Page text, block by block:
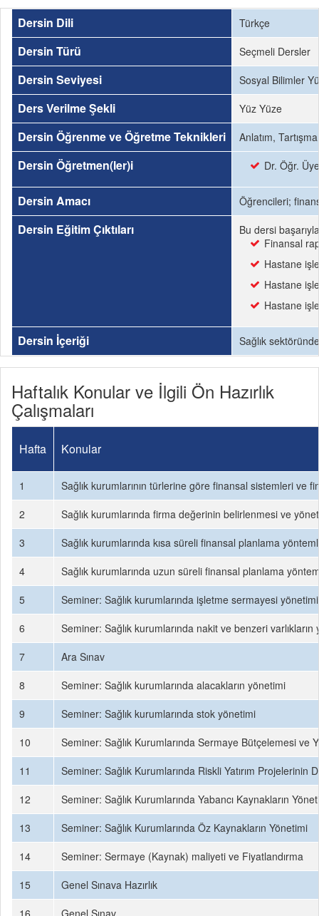
Dersin Dili Türkçe
Dersin Türü Seçmeli Dersler
Dersin Seviyesi Sosyal Bilimler
Ders Verilme Şekli Yüz Yüze
Dersin Öğrenme ve Öğretme Teknikleri Anlatım,
Dersin Öğretmen(ler)i Dr. Öğr.
Dersin Amacı Öğrencileri;
Dersin Eğitim Çıktıları
Bu dersi
Finansal
Hastane
Hastane
Hastane
Dersin İçeriği Sağlık
Haftalık Konular ve İlgili Ön Hazırlık
Çalışmaları
Hafta Konular
1
Sağlık kurumlarının türlerine göre finansal sistemleri ve
2
Sağlık kurumlarında firma değerinin belirlenmesi ve
3
Sağlık kurumlarında kısa süreli finansal planlama
4
Sağlık kurumlarında uzun süreli finansal planlama
5
Seminer: Sağlık kurumlarında işletme sermayesi yönetimi
6
Seminer: Sağlık kurumlarında nakit ve benzeri varlıkların
7
Ara Sınav
8
Seminer: Sağlık kurumlarında alacakların yönetimi
9
Seminer: Sağlık kurumlarında stok yönetimi
10
Seminer: Sağlık Kurumlarında Sermaye Bütçelemesi ve
11
Seminer: Sağlık Kurumlarında Riskli Yatırım Projelerinin
12
Seminer: Sağlık Kurumlarında Yabancı Kaynakların
13
Seminer: Sağlık Kurumlarında Öz Kaynakların Yönetimi
14
Seminer: Sermaye (Kaynak) maliyeti ve Fiyatlandırma
15
Genel Sınava Hazırlık
16
Genel Sınav